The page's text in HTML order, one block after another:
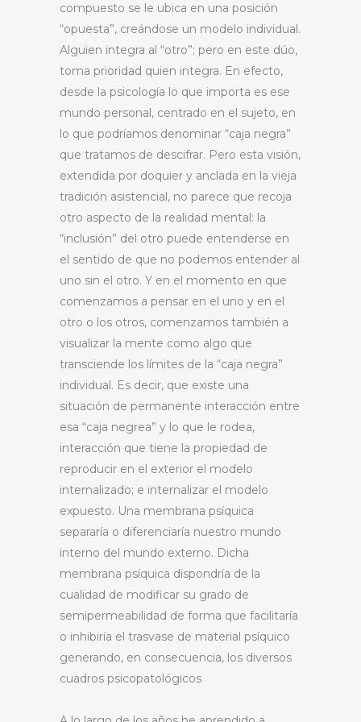
compuesto se le ubica en una posición
“opuesta”, creándose un modelo individual.
Alguien integra al “otro”; pero en este dúo,
toma prioridad quien integra. En efecto,
desde la psicología lo que importa es ese
mundo personal, centrado en el sujeto, en
lo que podríamos denominar “caja negra”
que tratamos de descifrar. Pero esta visión,
extendida por doquier y anclada en la vieja
tradición asistencial, no parece que recoja
otro aspecto de la realidad mental: la
“inclusión” del otro puede entenderse en
el sentido de que no podemos entender al
uno sin el otro. Y en el momento en que
comenzamos a pensar en el uno y en el
otro o los otros, comenzamos también a
visualizar la mente como algo que
transciende los límites de la “caja negra”
individual. Es decir, que existe una
situación de permanente interacción entre
esa “caja negrea” y lo que le rodea,
interacción que tiene la propiedad de
reproducir en el exterior el modelo
internalizado; e internalizar el modelo
expuesto. Una membrana psíquica
separaría o diferenciaría nuestro mundo
interno del mundo externo. Dicha
membrana psíquica dispondría de la
cualidad de modificar su grado de
semipermeabilidad de forma que facilitaría
o inhibiría el trasvase de material psíquico
generando, en consecuencia, los diversos
cuadros psicopatológicos